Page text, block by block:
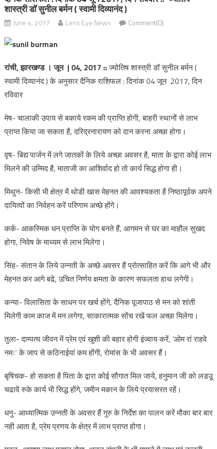
शास्त्री डॉ सुनील बर्मन ( स्वामी दिव्यानंद )
June 4, 2017 Lens Eye News Comment(0)
रांची, झारखण्ड । जून | 04, 2017::ज्योतिष शास्त्री डॉ सुनील बर्मन (
स्वामी दिव्यानंद ) के अनुसार दैनिक राशिफल : दिनांक 04 जून 2017, दिन
रविवार
मेष- चालाकी उपाय से बकाये रकम की प्राप्ति होगी, बाहरी स्थानोें से लाभ
प्राप्त किया जा सकता है, दरिद्रनारायण को दान करना अच्छा होगा।
वृष- बिद्य¨पार्जन में लगे जातकों के लिये अच्छा अवसर है, माता के द्वारा कोई लाभ
मिलने की उम्मिद है, माताजी का आशिर्वाद हो तो कार्य सिद्ध होगा ही।
मिथुन- किसी भी क्षेत्र में थोडी खास मेहनत की आवश्यकता है निष्ठापूर्वक अपने
दायित्वों का निर्वहन करें परिणाम अच्छे होंगे।
कर्क- आकस्मिक धन प्राप्ति के योग बनते हैं, आगमन से घर का माहौल सुखद
होगा, निवेष के माध्यम से लाभ मिलेगा।
सिंह- संतान के लिये उन्नती के अच्छे अवसर हैं प्रोत्साहित करें कि आगे भी और
मेहनत कर आगे बढे, उचित निर्णय क्षमता के कारण सफलता हाथ लगेगी।
कन्या- विलासिता के साधन पर खर्च होंगे, दैनिक पूजापाठ से मन को शांती
मिलेगी काम काज में मन लगेगा, साकारात्मक सोंच रखें फल अच्छा मिलेगा।
तुला- दाम्पत्य जीवन में प्रेम एवं खुशी की बहार होगी इंज्वाय करें, ’ओम रां राहवे
नमः‘ के जाप से कठिनाईयां कम होंगी, रोमांस के भी अवसर हैं।
बृषिचक- हो सकता है पिता के द्वारा कोई सौगात मिल जाये, हनुमान जी को लडउू
चढावें रुके कार्य भी सिद्ध होंगे, जमीन मकान के लिये प्रयासरत रहें।
धनु- आध्यात्मिक उन्नती के अवसर हैं गुरु के निर्देश का पालन करें मौका बार बार
नही आता है, प्रेम प्रणय के क्षेत्र में लाभ प्राप्त होगा।